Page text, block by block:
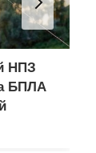
НПЗ
БПЛА